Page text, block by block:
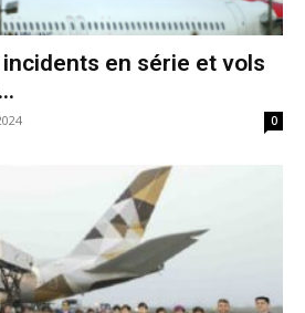
incidents en série et vols
0